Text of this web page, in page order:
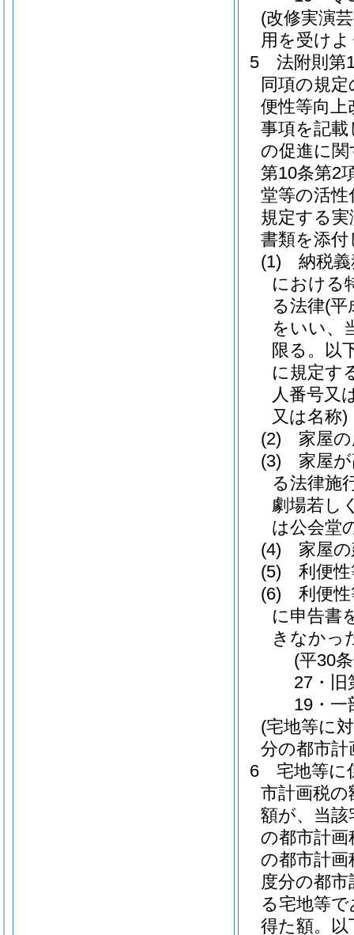
(改修実演
用を受け
5
法附則第
同項の規
便性等向
事項を記載
の促進に
第10条第2
堂等の活
規定する
書類を添
(1)
納税
における
る法律(平
をいい、
限る。以
に規定す
人番号又
又は名称)
(2)
家屋
(3)
家屋
る法律施
劇場若し
は公会堂
(4)
家屋
(5)
利便
(6)
利便
に申告書
きなかっ
(平30
27・旧
19・一
(宅地等に
分の都市計
6
宅地等に
市計画税の
額が、当該
の都市計画
の都市計
度分の都
る宅地等
得た額。以